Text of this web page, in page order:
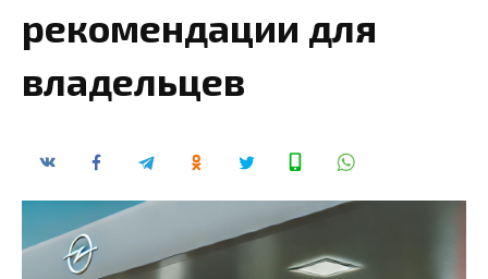
рекомендации для
владельцев